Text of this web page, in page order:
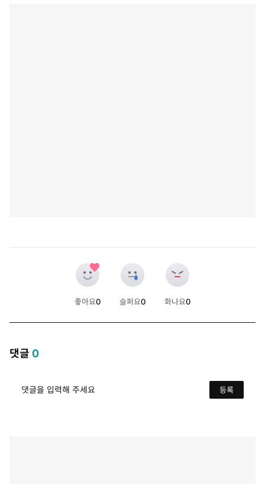
좋아요0
슬퍼요0
화나요0
댓글 0
댓글을 입력해 주세요 등록